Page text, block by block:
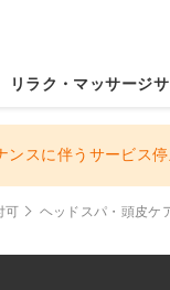
リラク・マッサージ
ンスに伴うサービス
可 ヘッドスパ・頭皮ケ